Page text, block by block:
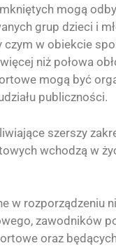
mogą
grup dzieci i
czym w obiekcie
niż połowa
mogą być
publiczności.
szerszy
wchodzą w
w rozporządzeniu
zawodników
oraz